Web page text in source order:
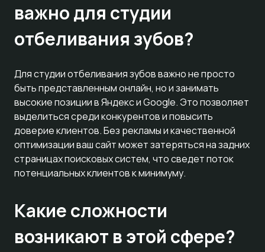
важно для студии
отбеливания зубов?
Для студии отбеливания зубов важно не просто
быть представленным онлайн, но и занимать
высокие позиции в Яндекс и Google. Это позволяет
выделиться среди конкурентов и повысить
доверие клиентов. Без рекламы и качественной
оптимизации ваш сайт может затеряться на задних
страницах поисковых систем, что сведет поток
потенциальных клиентов к минимуму.
Какие сложности
возникают в этой сфере?